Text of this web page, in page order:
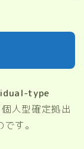
type
個人型確定拠出
す。